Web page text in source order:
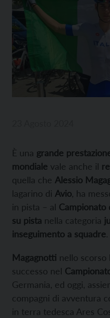
È una grande
mondiale vale anche il
quella che Alessio
lagarino di Avio , ha
in pista – al Campionato
su pista nella categoria
inseguimento a squadre.
Magagnotti nello
successo nel
Germania, ed oggi,
compagni di avventura
in terra tedesca Ares